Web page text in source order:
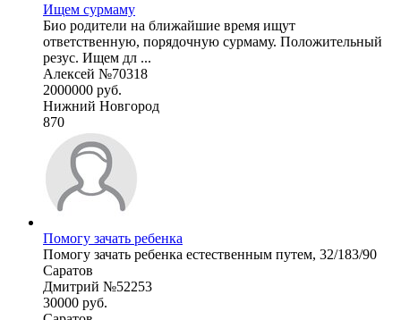
Ищем сурмаму
Био родители на ближайшие время ищут
ответственную, порядочную сурмаму. Положительный
резус. Ищем дл ...
Алексей №70318
2000000 руб.
Нижний Новгород
870
Помогу зачать ребенка
Помогу зачать ребенка естественным путем, 32/183/90
Саратов
Дмитрий №52253
30000 руб.